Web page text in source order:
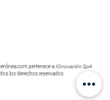
pertenece a IGnovación SpA
los derechos reservados